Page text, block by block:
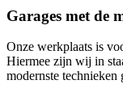
Garages met de
Onze werkplaats is
Hiermee zijn wij in
modernste technieken